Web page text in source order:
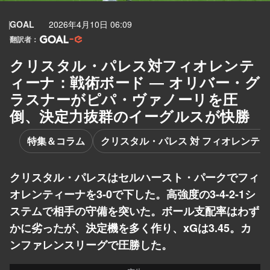
GOAL 2026年4月10日 06:09
翻訳者：
クリスタル・パレス対フィオレンテ
ィーナ：戦術ボード ― オリバー・グ
ラスナーがピパ・ヴァノーリを圧
倒、決定力抜群のイーグルスが快勝
特集＆コラム クリスタル・パレス 対 フィオレンテ
クリスタル・パレスはセルハースト・パークでフィ
オレンティーナを3-0で下した。高強度の3-4-2-1シ
ステムで相手の守備を突いた。ボール支配率はわず
かに劣ったが、決定機を多く作り、xGは3.45。カ
ンファレンスリーグで圧勝した。